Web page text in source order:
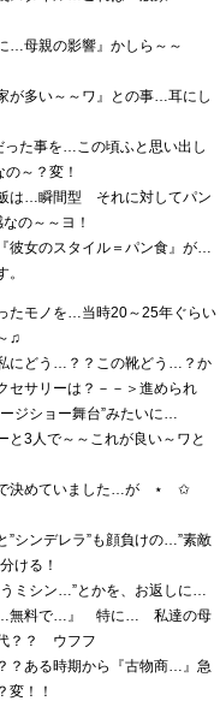
…母親の影響』かしら～～
が多い～～ワ』との事…耳にし
った事を…この頃ふと思い出し
～？変！
は…瞬間型 それに対してパン
の～～ヨ！
彼女のスタイル＝パン食』が…
たモノを…当時20～25年ぐらい
♫
にどう…？？この靴どう…？か
サリーは？－－＞進められ
ジショー舞台”みたいに…
と3人で～～これが良い～ワと
で決めていました…が ⋆ ✩
”シンデレラ”も顔負けの…”素敵
ける！
ミシン…”とかを、お返しに…
…無料で…』 特に… 私達の母
？？ ウフフ
？ある時期から『古物商…』急
変！！